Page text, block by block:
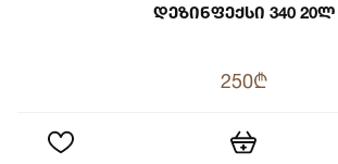
Დეზინფექსი 340 20ლ
250₾